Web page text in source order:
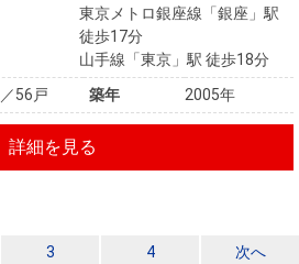
東京メトロ銀座線「銀座」駅
徒歩17分
山手線「東京」駅 徒歩18分
56戸 築年 2005年
詳細を見る
3 4 次へ